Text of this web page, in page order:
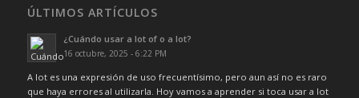
ÚLTIMOS ARTÍCULOS
¿Cuándo usar a lot of o a lot?
16 octubre, 2025 - 6:22 PM
A lot es una expresión de uso frecuentísimo, pero aun así no es raro
que haya errores al utilizarla. Hoy vamos a aprender si toca usar a lot